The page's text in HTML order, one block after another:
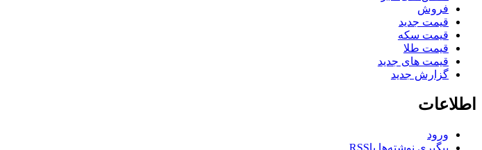
فروش
قیمت جدید
قیمت سکه
قیمت طلا
قیمت های جدید
گزارش جدید
اطلاعات
ورود